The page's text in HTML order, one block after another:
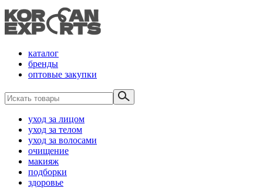
каталог
бренды
оптовые закупки
уход за лицом
уход за телом
уход за волосами
очищение
макияж
подборки
здоровье